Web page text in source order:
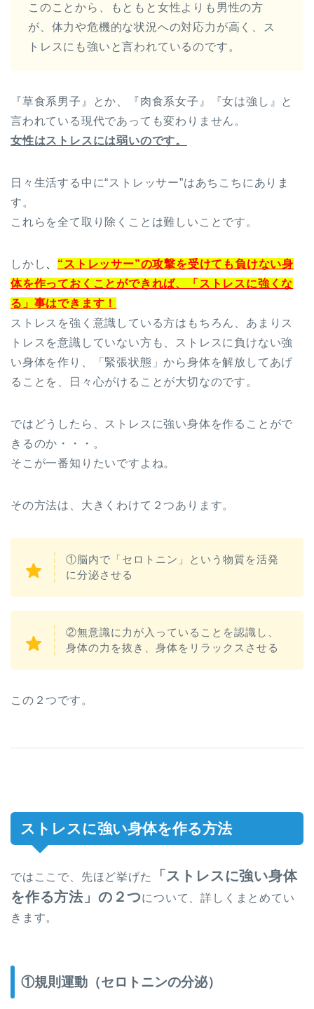
このことから、もともと女性よりも男性の方
が、体力や危機的な状況への対応力が高く、ス
トレスにも強いと言われているのです。
『草食系男子』とか、『肉食系女子』『女は強し』と
言われている現代であっても変わりません。
女性はストレスには弱いのです。
日々生活する中に“ストレッサー”はあちこちにありま
す。
これらを全て取り除くことは難しいことです。
しかし
“ストレッサー”の攻撃を受けても負けない身
体を作っておくことができれば、「ストレスに強くな
る」事はできます！
ストレスを強く意識している方はもちろん、あまりス
トレスを意識していない方も、ストレスに負けない強
い身体を作り、「緊張状態」から身体を解放してあげ
ることを、日々心がけることが大切なのです。
ではどうしたら、ストレスに強い身体を作ることがで
きるのか・・・。
そこが一番知りたいですよね。
その方法は、大きくわけて２つあります。
①脳内で「セロトニン」という物質を活発
に分泌させる
②無意識に力が入っていることを認識し、
身体の力を抜き、身体をリラックスさせる
この２つです。
ストレスに強い身体を作る方法
ではここで、先ほど挙げた
「ストレスに強い身体
を作る方法」の２つについて、詳しくまとめてい
きます。
①規則運動（セロトニンの分泌）